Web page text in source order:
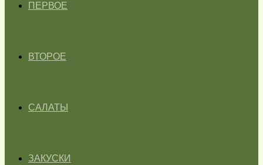
ПЕРВОЕ
ВТОРОЕ
САЛАТЫ
ЗАКУСКИ